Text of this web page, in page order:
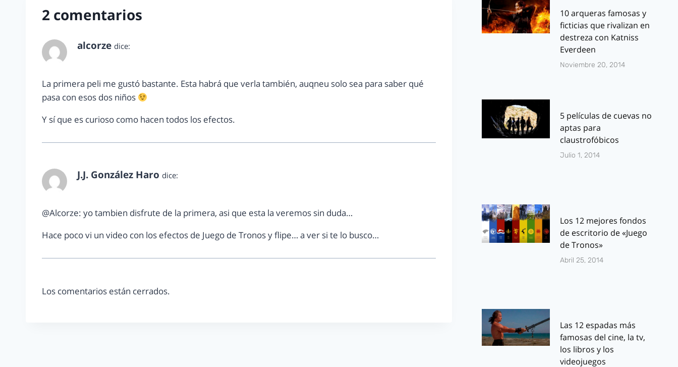
2 comentarios
alcorze dice:
La primera peli me gustó bastante. Esta habrá que verla también, auqneu solo sea para saber qué
pasa con esos dos niños
Y sí que es curioso como hacen todos los efectos.
J.J. González Haro dice:
@Alcorze: yo tambien disfrute de la primera, asi que esta la veremos sin duda…
Hace poco vi un video con los efectos de Juego de Tronos y flipe… a ver si te lo busco…
Los comentarios están cerrados.
10 arqueras famosas y
ficticias que rivalizan en
destreza con Katniss
Everdeen
Noviembre 20, 2014
5 películas de cuevas no
aptas para
claustrofóbicos
Julio 1, 2014
Los 12 mejores fondos
de escritorio de «Juego
de Tronos»
Abril 25, 2014
Las 12 espadas más
famosas del cine, la tv,
los libros y los
videojuegos